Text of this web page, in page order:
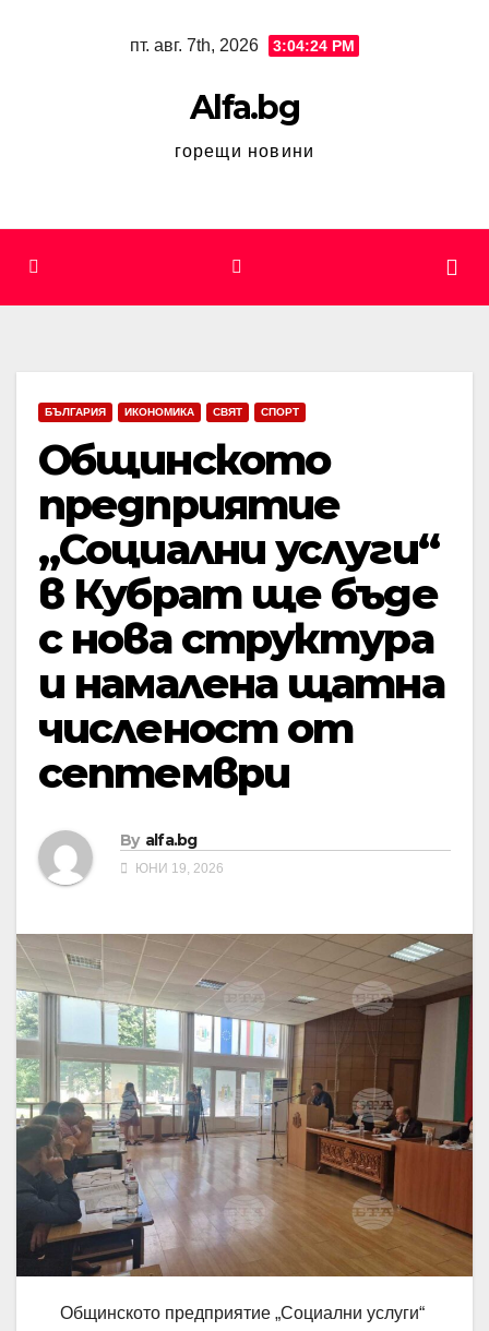
пт. авг. 7th, 2026 3:04:25 PM
Alfa.bg
горещи новини
БЪЛГАРИЯ ИКОНОМИКА СВЯТ СПОРТ
Общинското
предприятие
„Социални услуги“
в Кубрат ще бъде
с нова структура
и намалена щатна
численост от
септември
By alfa.bg
ЮНИ 19, 2026
Общинското предприятие „Социални услуги“